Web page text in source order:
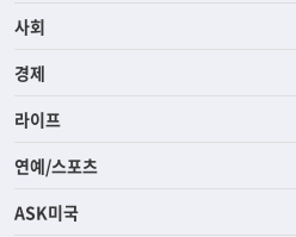
사회
경제
라이프
연예/스포츠
ASK미국